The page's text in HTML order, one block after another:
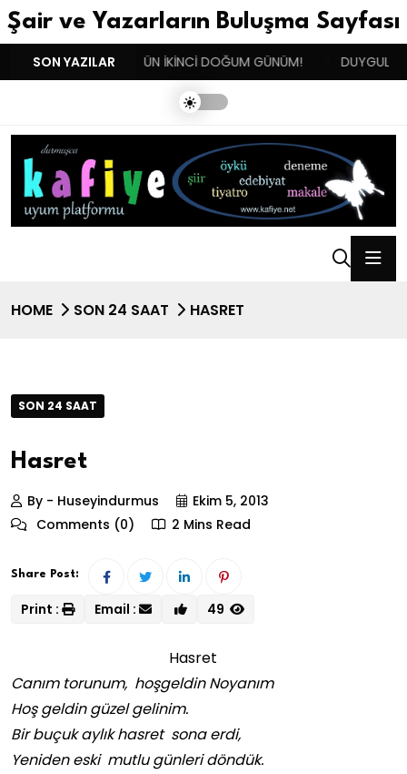
Şair ve Yazarların Buluşma Sayfası
SON YAZILAR
BENIM BUGÜN İKİNCİ DOĞUM GÜNÜM! DUYGULARIN
HOME SON 24 SAAT HASRET
SON 24 SAAT
Hasret
By - Huseyindurmus
Ekim 5, 2013
Comments (0)
2 Mins Read
Share Post:
Print : Email : 49
Hasret
Canım torunum, hoşgeldin Noyanım
Hoş geldin güzel gelinim.
Bir buçuk aylık hasret sona erdi,
Yeniden eski mutlu günleri döndük.